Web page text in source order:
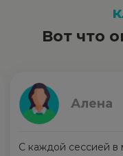
Вот что
Алена
С каждой сессией в